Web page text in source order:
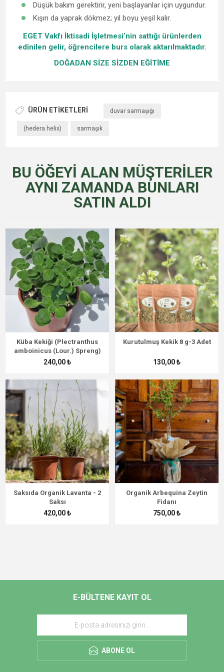
Düşük bakım gerektirir, yeni başlayanlar için uygundur.
Kışın da yaprak dökmez; yıl boyu yeşil kalır.
EGET Vakfı İktisadi İşletmesi’nin sattığı ürünlerden
edinilen gelir, öğrencilere burs olarak aktarılmaktadır.
DOĞADAN SİZE SİZDEN EĞİTİME
ÜRÜN ETIKETLERI duvar sarmaşığı
(hedera helix) sarmaşık
BU ÖĞEYI ALAN MÜŞTERILER
AYNI ZAMANDA BUNLARI
SATIN ALDI
Küba Kekiği (Plectranthus
amboinicus (Lour.) Spreng)
240,00 ₺
Kurutulmuş Kekik 8 g-3 Adet
130,00 ₺
Saksıda Organik Lavanta - 2
Saksı
420,00 ₺
Organik Arbequina Zeytin
Fidanı
750,00 ₺
E-BÜLTENE KAYIT OL
ABONE OL